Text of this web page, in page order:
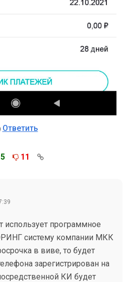
Ответить
11
использует программное
систему компании МКК
в виве, то будет
зарегистрирован на
КИ будет